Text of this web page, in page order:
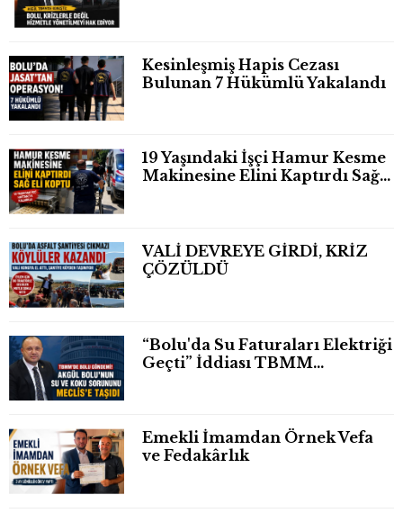
Kesinleşmiş Hapis Cezası
Bulunan 7 Hükümlü Yakalandı
19 Yaşındaki İşçi Hamur Kesme
Makinesine Elini Kaptırdı Sağ
VALİ DEVREYE GİRDİ, KRİZ
ÇÖZÜLDÜ
“Bolu'da Su Faturaları Elektriği
Geçti” İddiası TBMM
Emekli İmamdan Örnek Vefa
ve Fedakârlık